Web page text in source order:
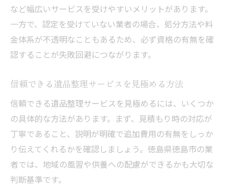
など幅広いサービスを受けやすいメリットがあります。
一方で、認定を受けていない業者の場合、処分方法や料
金体系が不透明なこともあるため、必ず資格の有無を確
認することが失敗回避につながります。
信頼できる遺品整理サービスを見極める方法
信頼できる遺品整理サービスを見極めるには、いくつか
の具体的な方法があります。まず、見積もり時の対応が
丁寧であること、説明が明確で追加費用の有無をしっか
り伝えてくれるかを確認しましょう。徳島県徳島市の業
者では、地域の風習や供養への配慮ができるかも大切な
判断基準です。